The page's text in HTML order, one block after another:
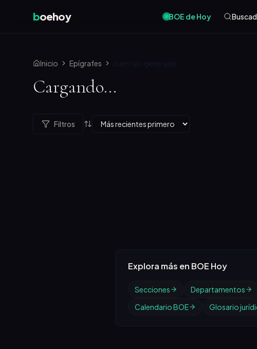
boehoy BOE de Hoy
Inicio Epígrafes cuentas-generales
Cargando...
Filtros
Explora más en BOE Hoy
Secciones Departamentos
Calendario BOE
Glosario